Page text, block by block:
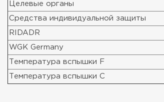
Целевые органы
Средства индивидуальной защиты
RIDADR
WGK Germany
Температура вспышки F
Температура вспышки C